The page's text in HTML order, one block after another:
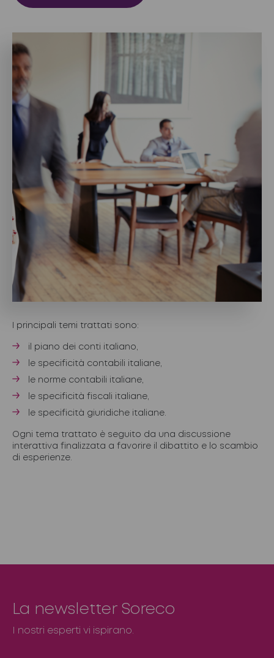
I principali temi trattati sono:
il piano dei conti italiano,
le specificità contabili italiane,
le norme contabili italiane,
le specificità fiscali italiane,
le specificità giuridiche italiane.
Ogni tema trattato è seguito da una discussione
interattiva finalizzata a favorire il dibattito e lo scambio
di esperienze.
La newsletter Soreco
I nostri esperti vi ispirano.